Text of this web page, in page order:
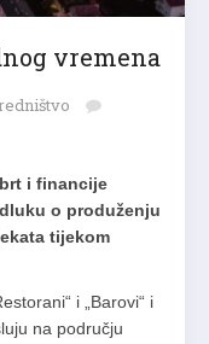
vremena
i financije
o produženju
tijekom
i „Barovi“ i
na području